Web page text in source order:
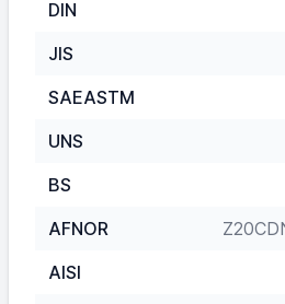
DIN
JIS
SAEASTM
UNS
BS
AFNOR
AISI